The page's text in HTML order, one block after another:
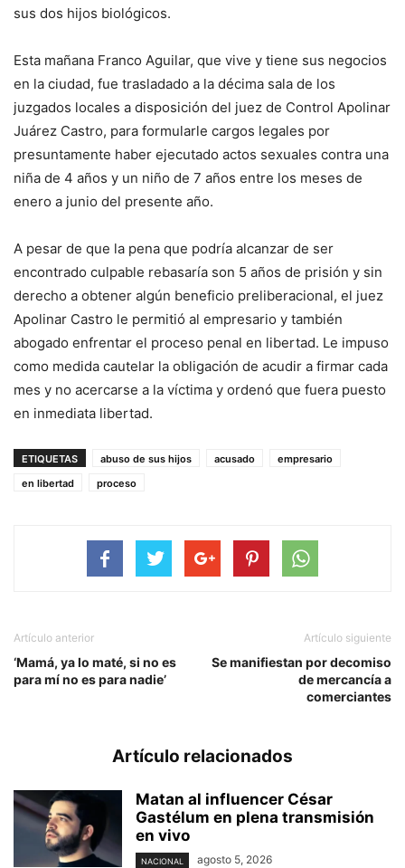
sus dos hijos biológicos.
Esta mañana Franco Aguilar, que vive y tiene sus negocios
en la ciudad, fue trasladado a la décima sala de los
juzgados locales a disposición del juez de Control Apolinar
Juárez Castro, para formularle cargos legales por
presuntamente haber ejecutado actos sexuales contra una
niña de 4 años y un niño de 7 años entre los meses de
enero a junio del presente año.
A pesar de que la pena que podría alcanzar de ser
encontrado culpable rebasaría son 5 años de prisión y sin
derecho a obtener algún beneficio preliberacional, el juez
Apolinar Castro le permitió al empresario y también
abogado enfrentar el proceso penal en libertad. Le impuso
como medida cautelar la obligación de acudir a firmar cada
mes y no acercarse a la víctima y ordenó que fuera puesto
en inmediata libertad.
ETIQUETAS abuso de sus hijos acusado
empresario
en libertad
proceso
Artículo anterior
‘Mamá, ya lo maté, si no es
para mí no es para nadie’
Artículo siguiente
Se manifiestan por decomiso
de mercancía a
comerciantes
Artículo relacionados
Matan al influencer César
Gastélum en plena transmisión
en vivo
NACIONAL agosto 5, 2026